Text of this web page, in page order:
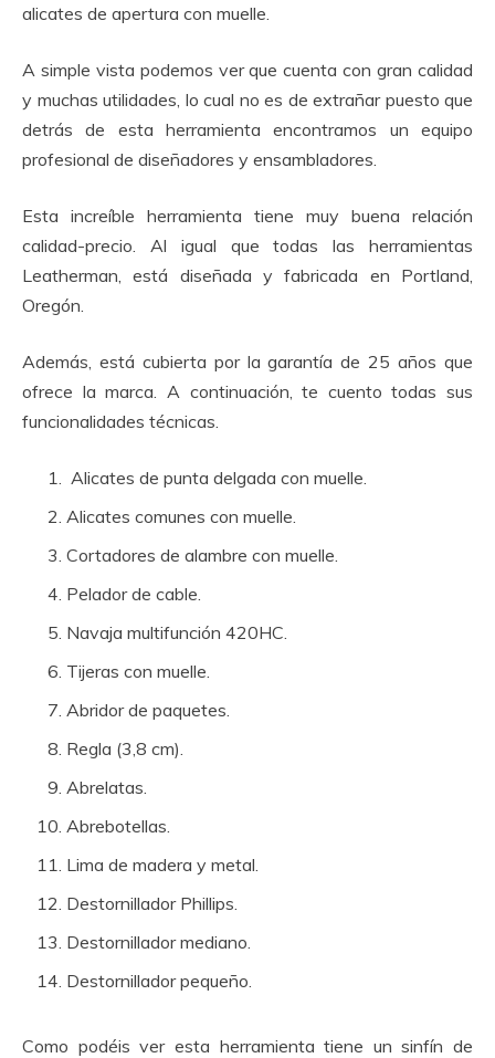
alicates de apertura con muelle.
A simple vista podemos ver que cuenta con gran calidad
y muchas utilidades, lo cual no es de extrañar puesto que
detrás de esta herramienta encontramos un equipo
profesional de diseñadores y ensambladores.
Esta increíble herramienta tiene muy buena relación
calidad-precio. Al igual que todas las herramientas
Leatherman, está diseñada y fabricada en Portland,
Oregón.
Además, está cubierta por la garantía de 25 años que
ofrece la marca. A continuación, te cuento todas sus
funcionalidades técnicas.
Alicates de punta delgada con muelle.
Alicates comunes con muelle.
Cortadores de alambre con muelle.
Pelador de cable.
Navaja multifunción 420HC.
Tijeras con muelle.
Abridor de paquetes.
Regla (3,8 cm).
Abrelatas.
Abrebotellas.
Lima de madera y metal.
Destornillador Phillips.
Destornillador mediano.
Destornillador pequeño.
Como podéis ver esta herramienta tiene un sinfín de